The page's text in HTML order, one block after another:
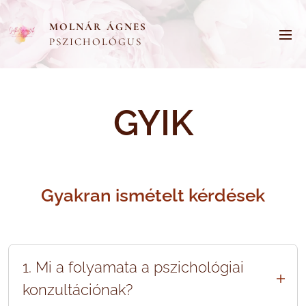
MOLNÁR ÁGNES
PSZICHOLÓGUS
GYIK
Gyakran ismételt kérdések
1. Mi a folyamata a pszichológiai
konzultációnak?